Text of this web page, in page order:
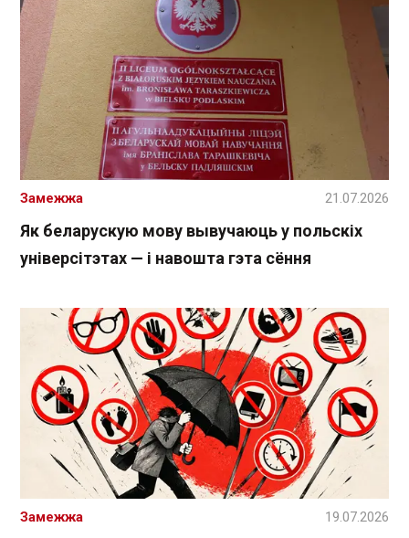
Як беларускую мову вывучаюць у польскіх
універсітэтах — і навошта гэта сёння
Замежжа 21.07.2026
Замежжа 19.07.2026